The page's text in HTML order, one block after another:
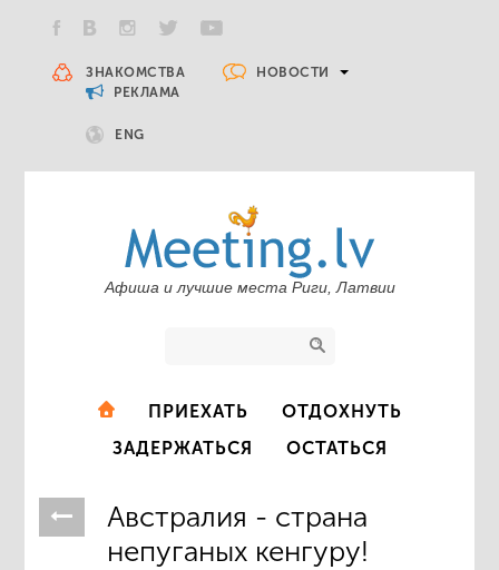
ЗНАКОМСТВА
НОВОСТИ
РЕКЛАМА
ENG
Афиша и лучшие места Риги, Латвии
ПРИЕХАТЬ
ОТДОХНУТЬ
ЗАДЕРЖАТЬСЯ
ОСТАТЬСЯ
Австралия - страна
непуганых кенгуру!